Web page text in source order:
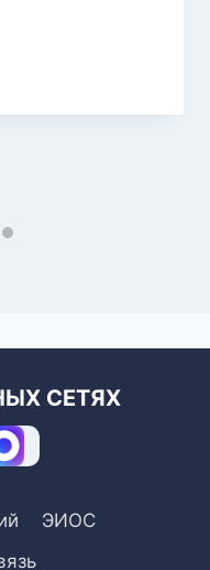
СЕТЯХ
ЭИОС